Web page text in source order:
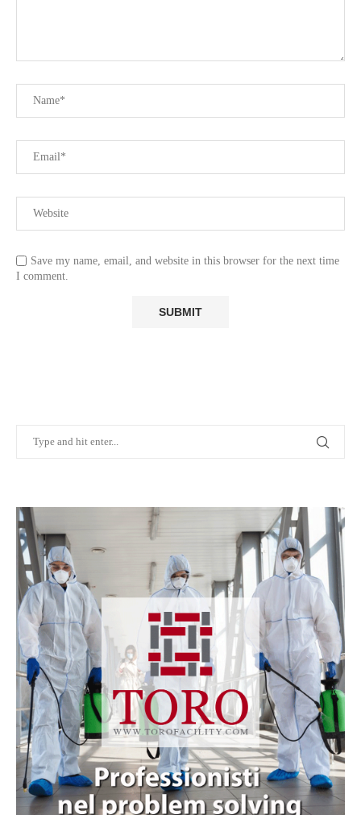
Save my name, email, and website in this browser for the next time
I comment.